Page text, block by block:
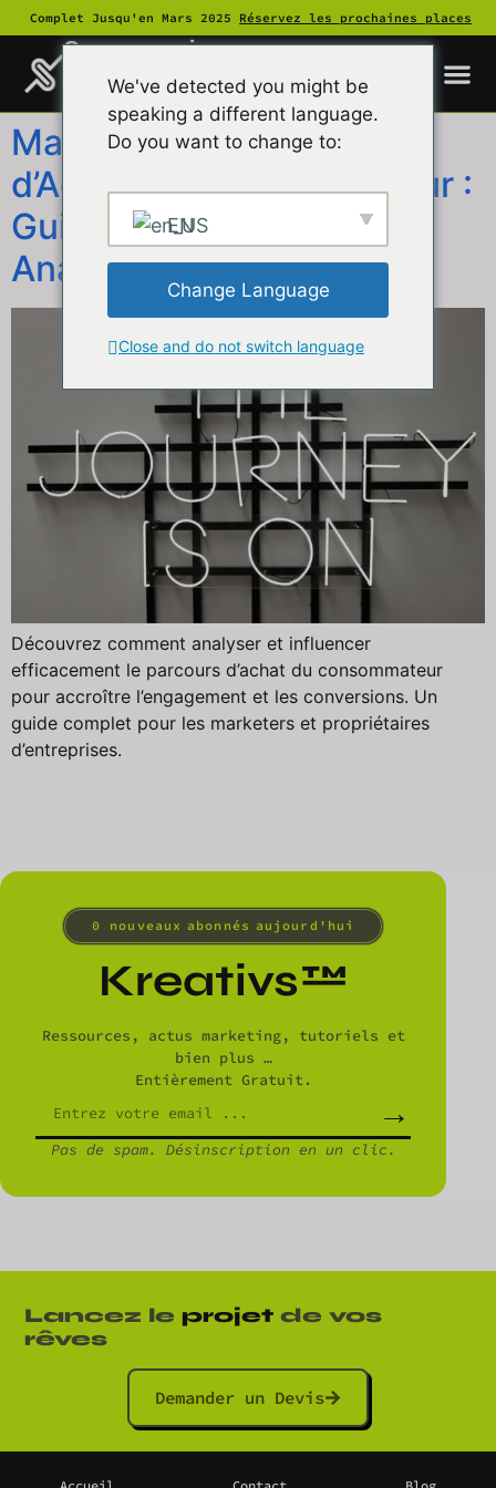
Complet Jusqu'en Mars 2025 Réservez les prochaines places
Supersuasive
Maîtriser le Parcours
d’Achat du Consommateur :
Guide Complet pour
Analyser et Influencer
Découvrez comment analyser et influencer
efficacement le parcours d’achat du consommateur
pour accroître l’engagement et les conversions. Un
guide complet pour les marketers et propriétaires
d’entreprises.
0 nouveaux abonnés aujourd'hui
Kreativs™
Ressources, actus marketing, tutoriels et
bien plus …
Entièrement Gratuit.
→
Pas de spam. Désinscription en un clic.
Lancez le projet de vos
rêves
Demander un Devis
We've detected you might be
speaking a different language.
Do you want to change to:
EN
Change Language
Close and do not switch language